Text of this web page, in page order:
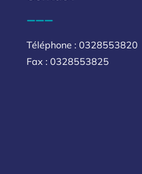
___
Téléphone : 0328553820
Fax : 0328553825